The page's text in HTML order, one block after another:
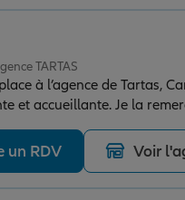
TARTAS
à l’agence de Tartas,
et accueillante. Je la
qu’elle fournit
un RDV Voir